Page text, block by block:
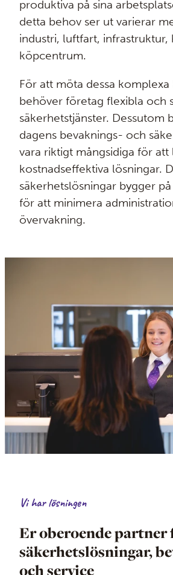
produktiva på sina
detta behov ser ut varierar
industri, luftfart,
köpcentrum.
För att möta dessa
behöver företag flexibla och
säkerhetstjänster. Dessutom
dagens bevaknings- och
vara riktigt mångsidiga för att
kostnadseffektiva lösningar.
säkerhetslösningar bygger
för att minimera
övervakning.
Vi har lösningen
Er oberoende partner
säkerhetslösningar,
och service